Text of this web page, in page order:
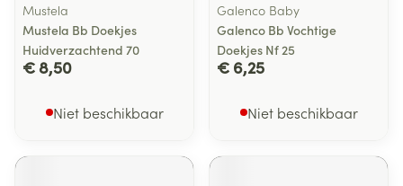
Mustela
Mustela Bb Doekjes
Huidverzachtend 70
€ 8,50
Niet beschikbaar
Galenco Baby
Galenco Bb Vochtige
Doekjes Nf 25
€ 6,25
Niet beschikbaar